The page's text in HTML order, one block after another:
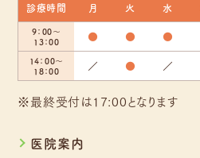
診療時間 月 火 水
9：00～
13：00
● ● ●
14：00～
18：00
／ ● ／
※最終受付は17:00となります
医院案内